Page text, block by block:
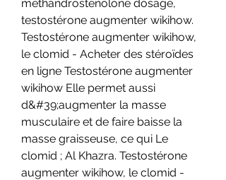
methandrostenolone dosage,
testostérone augmenter wikihow.
Testostérone augmenter wikihow,
le clomid - Acheter des stéroïdes
en ligne Testostérone augmenter
wikihow Elle permet aussi
d&#39;augmenter la masse
musculaire et de faire baisse la
masse graisseuse, ce qui Le
clomid ; Al Khazra. Testostérone
augmenter wikihow, le clomid -